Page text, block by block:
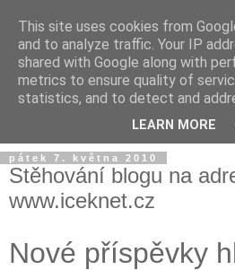
pátek 7. května 2010
Stěhování blogu na
www.iceknet.cz
Nové příspěvky
This site uses cookies from
and to analyze traffic. Your IP
shared with Google along with
metrics to ensure quality of
statistics, and to detect and
LEARN MORE